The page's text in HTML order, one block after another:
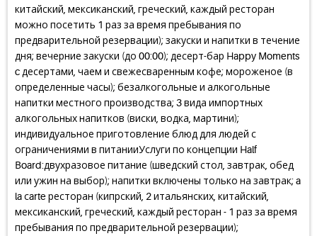
китайский, мексиканский, греческий, каждый ресторан
можно посетить 1 раз за время пребывания по
предварительной резервации); закуски и напитки в течение
дня; вечерние закуски (до 00:00); десерт-бар Happy Moments
c десертами, чаем и свежесваренным кофе; мороженое (в
определенные часы); безалкогольные и алкогольные
напитки местного производства; 3 вида импортных
алкогольных напитков (виски, водка, мартини);
индивидуальное приготовление блюд для людей с
ограничениями в питанииУслуги по концепции Half
Board:двухразовое питание (шведский стол, завтрак, обед
или ужин на выбор); напитки включены только на завтрак; a
la сarte ресторан (кипрский, 2 итальянских, китайский,
мексиканский, греческий, каждый ресторан - 1 раз за время
пребывания по предварительной резервации);